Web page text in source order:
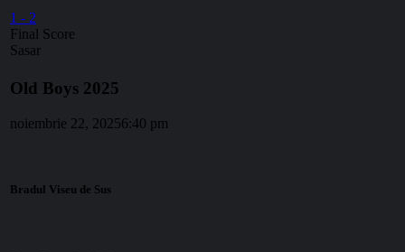
1 - 2
Final Score
Sasar
Old Boys 2025
noiembrie 22, 20256:40 pm
Bradul Viseu de Sus